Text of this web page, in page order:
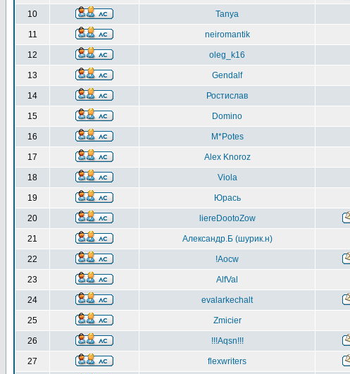
10 Tanya
11 neiromantik
12 oleg_k16
13 Gendalf
14 Ростислав
15 Domino
16 M*Potes
17 Alex Knoroz
18 Viola
19 Юрась
20 liereDootoZow
21 Александр.Б (шурик.н)
22 !Aocw
23 AlfVal
24 evalarkechalt
25 Zmicier
26 !!!Aqsn!!!
27 flexwriters